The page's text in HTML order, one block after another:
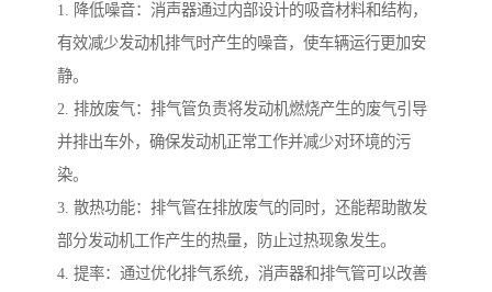
1. 降低噪音：消声器通过内部设计的吸音材料和结构，
有效减少发动机排气时产生的噪音，使车辆运行更加安
静。
2. 排放废气：排气管负责将发动机燃烧产生的废气引导
并排出车外，确保发动机正常工作并减少对环境的污
染。
3. 散热功能：排气管在排放废气的同时，还能帮助散发
部分发动机工作产生的热量，防止过热现象发生。
4. 提率：通过优化排气系统，消声器和排气管可以改善